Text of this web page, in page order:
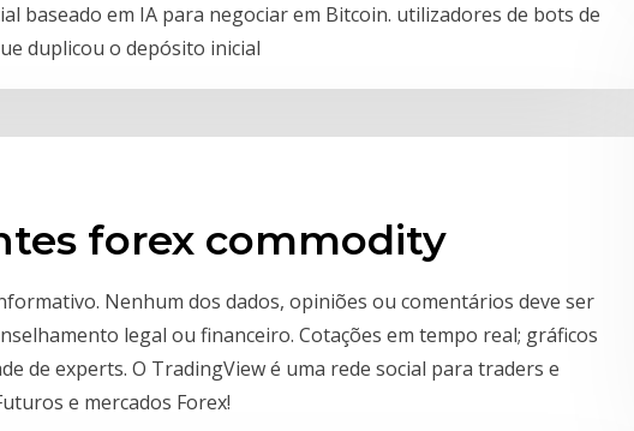
baseado em IA para negociar em Bitcoin. utilizadores de bots de
duplicou o depósito inicial
forex commodity
Nenhum dos dados, opiniões ou comentários deve ser
legal ou financeiro. Cotações em tempo real; gráficos
de experts. O TradingView é uma rede social para traders e
e mercados Forex!